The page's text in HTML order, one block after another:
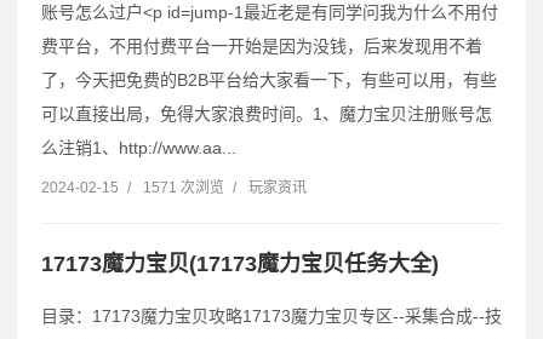
账号怎么过户˂p id=jump-1最近老是有同学问我为什么不用付
费平台，不用付费平台一开始是因为没钱，后来发现用不着
了，今天把免费的B2B平台给大家看一下，有些可以用，有些
可以直接出局，免得大家浪费时间。1、魔力宝贝注册账号怎
么注销1、http://www.aa...
2024-02-15 / 1571 次浏览 / 玩家资讯
17173魔力宝贝(17173魔力宝贝任务大全)
目录：17173魔力宝贝攻略17173魔力宝贝专区--采集合成--技